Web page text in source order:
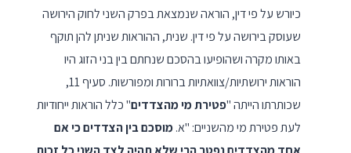
כיורש על פי דין, הוראה שנמצאת בפרק השני לחוק הירושה
שעוסק בירושה על פי דין. שנית, ההוראות שניתן להן תוקף
באותו מקרה ושהופיעו בהסכם שנחתם בין בני הזוג היו
הוראות ירושתיות/צוואתיות ברורות ומפורשות. סעיף 11,
שכותרתו הייתה "פטירת מי מהצדדים" כלל הוראות ייחודיות
לעת פטירת מי מהשניים: "א.מוסכם בין הצדדים כי אם